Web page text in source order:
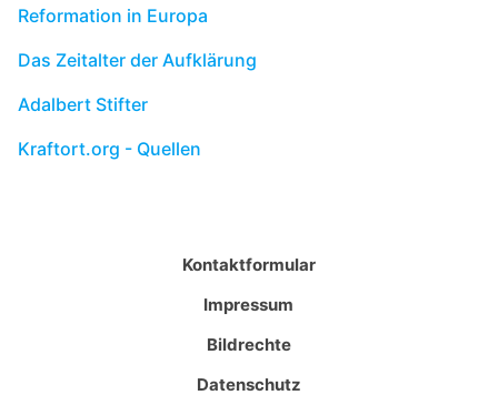
Reformation in Europa
Das Zeitalter der Aufklärung
Adalbert Stifter
Kraftort.org - Quellen
Kontaktformular
Impressum
Bildrechte
Datenschutz